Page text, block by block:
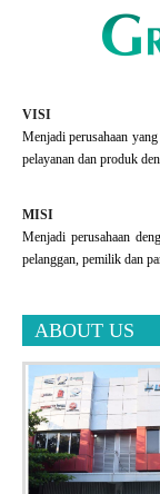
VISI
Menjadi perusahaan
pelayanan dan produk
MISI
Menjadi perusahaan
pelanggan, pemilik dan
ABOUT US